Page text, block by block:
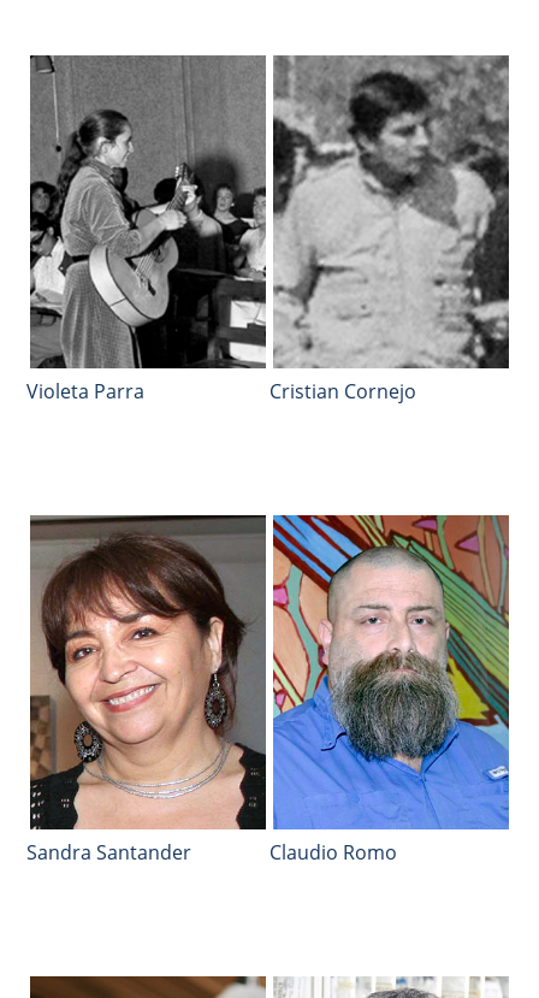
Violeta Parra Cristian Cornejo
Sandra Santander Claudio Romo